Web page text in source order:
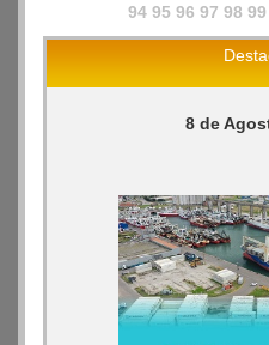
94 95 96 97 98 99
8 de